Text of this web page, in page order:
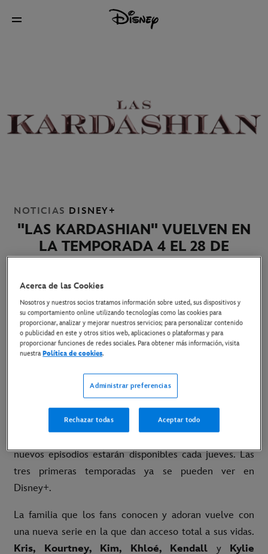
NOTICIAS DISNEY+
"LAS KARDASHIAN" VUELVEN EN
LA TEMPORADA 4 EL 28 DE
SEPTIEMBRE SOLO EN DISNEY+
27 de julio de 2023
Copiar Artículo
Anuncio de la fecha de estreno
Madrid, 27 de julio de 2023.- Disney+ ha anunciado
Las Kardashian”, la serie original favorita de los
fans, regresa por una cuarta temporada que llegará
nuevos episodios estarán disponibles cada jueves. Las
tres primeras temporadas ya se pueden ver en
Disney+.
La familia que los fans conocen y adoran vuelve con
una nueva serie en la que dan acceso total a sus vidas.
Kris, Kourtney, Kim, Khloé, Kendall y Kylie
Acerca de las Cookies
Nosotros y nuestros socios tratamos información sobre usted, sus dispositivos y
su comportamiento online utilizando tecnologías como las cookies para
proporcionar, analizar y mejorar nuestros servicios; para personalizar contenido
o publicidad en este y otros sitios web, aplicaciones o plataformas y para
proporcionar funciones de redes sociales. Para obtener más información, visita
nuestraPolítica de cookies.
Administrar preferencias
Rechazar todas Aceptar todo